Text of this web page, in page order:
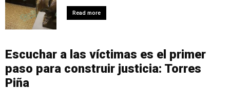
Read more
Escuchar a las víctimas es el primer
paso para construir justicia: Torres
Piña